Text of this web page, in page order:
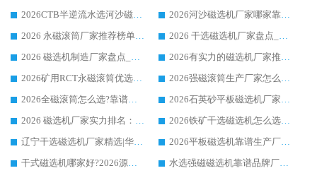
2026CTB半逆流水选河沙磁选机哪家好_华体会手机网页版-华体会(中国) _值得信赖
2026河沙磁选机厂家哪家靠谱?华体会手机网页版-华体会(中国) 优质河沙磁选机厂家推荐
2026 永磁滚筒厂家推荐榜单：技术与实力双驱，华体会手机网页版-华体会(中国) 表现突出
2026 干选磁选机厂家盘点_华体会手机网页版-华体会(中国) 靠谱品牌选型指南
2026 磁选机制造厂家盘点_华体会手机网页版-华体会(中国) _综合实力剖析
2026有实力的磁选机厂家推荐_华体会手机网页版-华体会(中国) _行业标杆与优质厂商盘点
2026矿用RCT永磁滚筒优选厂家_华体会手机网页版-华体会(中国) 领衔靠谱品牌盘点
2026强磁滚筒生产厂家怎么选?行业口碑推荐华体会手机网页版-华体会(中国)
2026全磁滚筒怎么选?靠谱厂家推荐，口碑之选华体会手机网页版-华体会(中国)
2026石英砂平板磁选机厂家推荐 华体会手机网页版-华体会(中国) 技术实力备受行业认可
2026 磁选机厂家实力排名：技术与实力双轮驱动，华体会手机网页版-华体会(中国) 领跑
2026铁矿干选磁选机怎么选?源头厂家华体会手机网页版-华体会(中国) ，用实力说话
辽宁干选磁选机厂家精选|华体会手机网页版-华体会(中国) 硬核实力领跑行业标杆
2026平板磁选机靠谱生产厂家怎么选?行业标杆华体会手机网页版-华体会(中国) ，凭硬实力脱颖而出
干式磁选机哪家好?2026源头厂家推荐_华体会手机网页版-华体会(中国) 强磁磁选机生产厂家
水选强磁磁选机靠谱品牌厂家推荐：华体会手机网页版-华体会(中国) ，技术实力与口碑双在线